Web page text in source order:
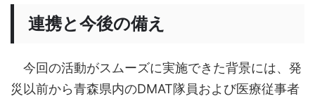
連携と今後の備え
今回の活動がスムーズに実施できた背景には、発
災以前から青森県内のDMAT隊員および医療従事者